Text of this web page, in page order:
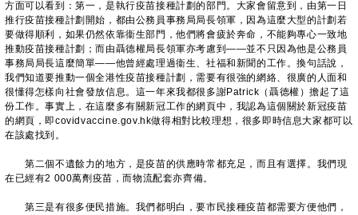
方面可以看到：第一，是執行疫苗接種計劃的部門。大家會留意到，由第一日
推行疫苗接種計劃開始，都由公務員事務局局長領軍，因為這麼大型的計劃若
要做得順利，如果仍然依靠衞生部門，他們將會疲於奔命，不能夠專心一致地
推動疫苗接種計劃；而由聶德權局長領軍亦考慮到——並不只因為他是公務員
事務局局長這麼簡單——他曾經處理過衞生、社福和新聞的工作。換句話說，
我們知道要推動一個全港性疫苗接種計劃，需要有很強的網絡、很廣的人面和
很懂得怎樣向社會發放信息。這一年來我都很多謝Patrick（聶德權）擔起了這
份工作。事實上，在這麼多有關新冠工作的網頁中，我認為這個關於新冠疫苗
的網頁，即covidvaccine.gov.hk做得相對比較理想，很多即時信息大家都可以
在該處找到。
第二個不遺餘力的地方，是疫苗的供應時常都充足，而且有選擇。我們現
在已經有2 000萬劑疫苗，而物流配套亦齊備。
第三是有很多便民措施。我們都明白，要市民接種疫苗都需要方便他們，